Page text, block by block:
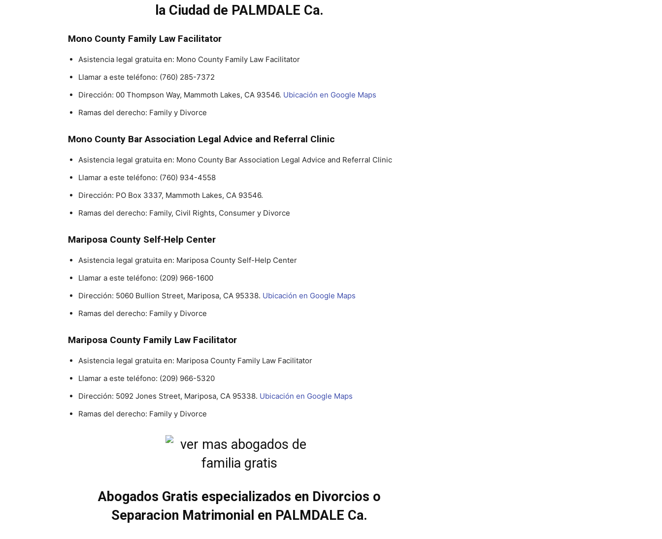
la Ciudad de PALMDALE Ca.
Mono County Family Law Facilitator
Asistencia legal gratuita en: Mono County Family Law Facilitator
Llamar a este teléfono: (760) 285-7372
Dirección: 00 Thompson Way, Mammoth Lakes, CA 93546. Ubicación en Google Maps
Ramas del derecho: Family y Divorce
Mono County Bar Association Legal Advice and Referral Clinic
Asistencia legal gratuita en: Mono County Bar Association Legal Advice and Referral Clinic
Llamar a este teléfono: (760) 934-4558
Dirección: PO Box 3337, Mammoth Lakes, CA 93546.
Ramas del derecho: Family, Civil Rights, Consumer y Divorce
Mariposa County Self-Help Center
Asistencia legal gratuita en: Mariposa County Self-Help Center
Llamar a este teléfono: (209) 966-1600
Dirección: 5060 Bullion Street, Mariposa, CA 95338. Ubicación en Google Maps
Ramas del derecho: Family y Divorce
Mariposa County Family Law Facilitator
Asistencia legal gratuita en: Mariposa County Family Law Facilitator
Llamar a este teléfono: (209) 966-5320
Dirección: 5092 Jones Street, Mariposa, CA 95338. Ubicación en Google Maps
Ramas del derecho: Family y Divorce
Abogados Gratis especializados en Divorcios o
Separacion Matrimonial en PALMDALE Ca.